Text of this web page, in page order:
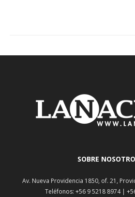
SOBRE
Av. Nueva Providencia 1850, of. 21,
Teléfonos: +56 9 5218 8974 |